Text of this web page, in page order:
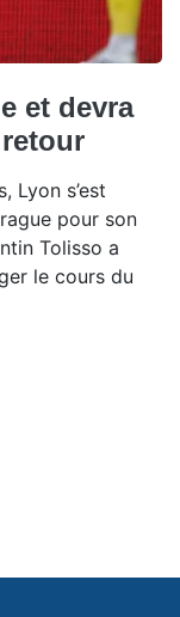
et devra
Lyon s’est
pour son
Tolisso a
le cours du